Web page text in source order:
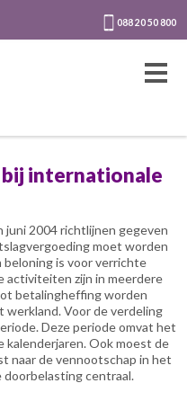
088 20 50 800
internationale
juni 2004 richtlijnen gegeven
moet worden
is voor verrichte
zijn in meerdere
betalingheffing worden
Voor de verdeling
Deze periode omvat het
kalenderjaren. Ook moest de
naar de vennootschap in het
doorbelasting centraal.